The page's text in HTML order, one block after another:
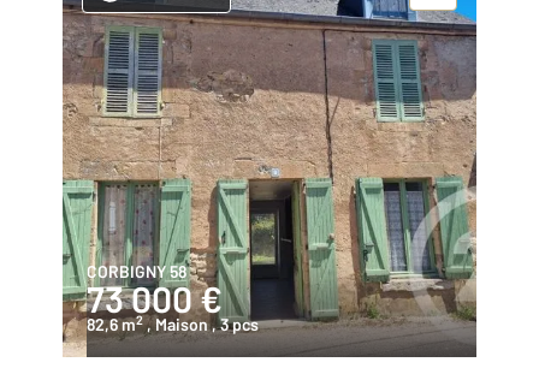
CORBIGNY 58
73 000 €
82,6 m2 , Maison , 3 pcs